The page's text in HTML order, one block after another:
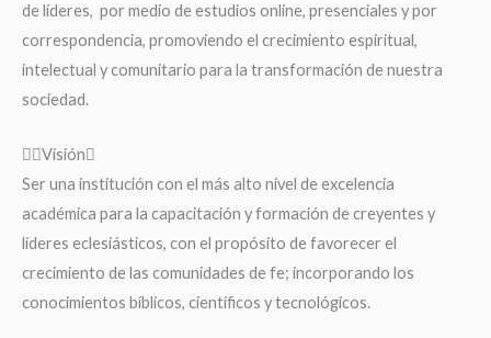
de líderes, por medio de estudios online, presenciales y por
correspondencia, promoviendo el crecimiento espiritual,
intelectual y comunitario para la transformación de nuestra
sociedad.
Visión
Ser una institución con el más alto nivel de excelencia
académica para la capacitación y formación de creyentes y
líderes eclesiásticos, con el propósito de favorecer el
crecimiento de las comunidades de fe; incorporando los
conocimientos bíblicos, científicos y tecnológicos.